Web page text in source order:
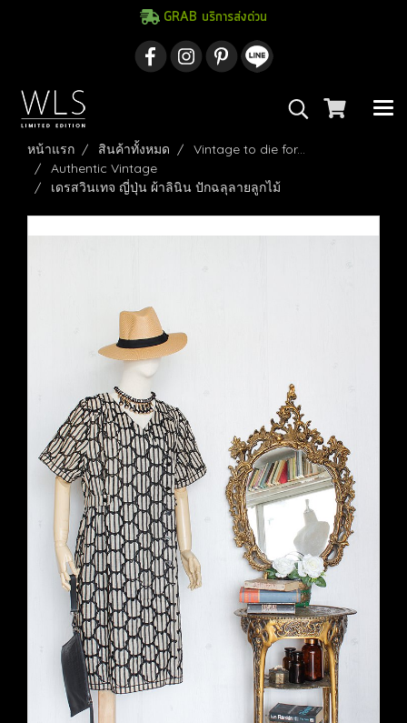
GRAB บริการส่งด่วน
หน้าแรก สินค้าทั้งหมด
Vintage to die for...
Authentic Vintage
เดรสวินเทจ ญี่ปุ่น ผ้าลินิน ปักฉลุลายลูกไม้